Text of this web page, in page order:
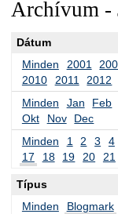
Archívum -
Dátum
Minden
2001
2010
2011 2012
Minden
Jan Feb
Okt
Nov
Dec
Minden
1 2 3 4
17
18 19 20 21
Típus
Minden
Blogmark